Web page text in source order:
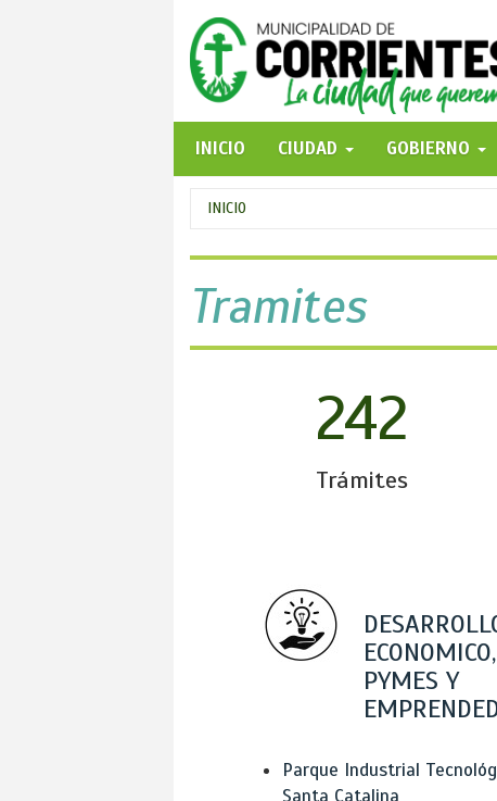
INICIO
CIUDAD GOBIERNO
Se
encuentra
usted
aquí
INICIO
Tramites
242
Trámites
ECONOMICO,
PYMES Y
Parque Industrial
Santa Catalina